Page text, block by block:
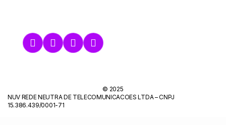
© 2025
NUV REDE NEUTRA DE TELECOMUNICACOES LTDA – CNPJ
15.386.439/0001-71